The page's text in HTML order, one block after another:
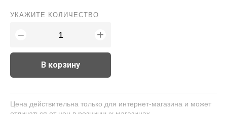
УКАЖИТЕ КОЛИЧЕСТВО
− +
В корзину
Цена действительна только для интернет-магазина и может